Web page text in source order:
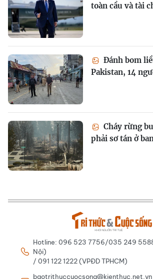
toàn cầu và tài
Đánh bom
Pakistan, 14
Cháy rừng
phải sơ tán ở
Hotline: 096 523 7756/035 249
Nội)
/ 091 122 1222 (VPĐD TPHCM)